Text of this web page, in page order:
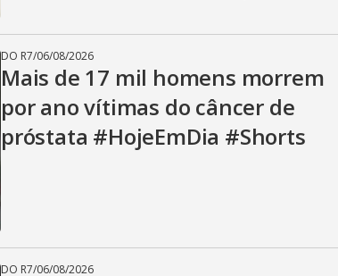
DO R7/06/08/2026
Mais de 17 mil homens morrem
por ano vítimas do câncer de
próstata #HojeEmDia #Shorts
DO R7/06/08/2026